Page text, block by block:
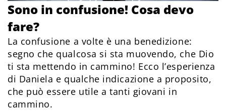
Sono in confusione! Cosa devo
fare?
La confusione a volte è una benedizione:
segno che qualcosa si sta muovendo, che Dio
ti sta mettendo in cammino! Ecco l’esperienza
di Daniela e qualche indicazione a proposito,
che può essere utile a tanti giovani in
cammino.